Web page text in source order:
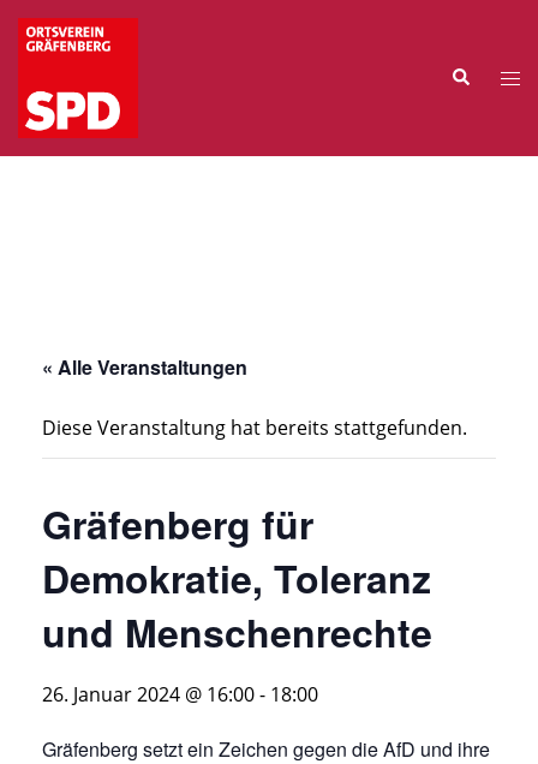
Zum
Inhalt
Suche
« Alle Veranstaltungen
Diese Veranstaltung hat bereits stattgefunden.
Gräfenberg für
Demokratie, Toleranz
und Menschenrechte
26. Januar 2024 @ 16:00- 18:00
Gräfenberg setzt ein Zeichen gegen die AfD und ihre